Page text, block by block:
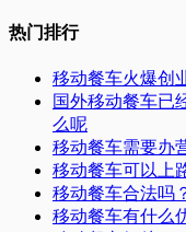
热门排行
移动餐车火爆创
国外移动餐车已
么呢
移动餐车需要办
移动餐车可以上
移动餐车合法吗
移动餐车有什么